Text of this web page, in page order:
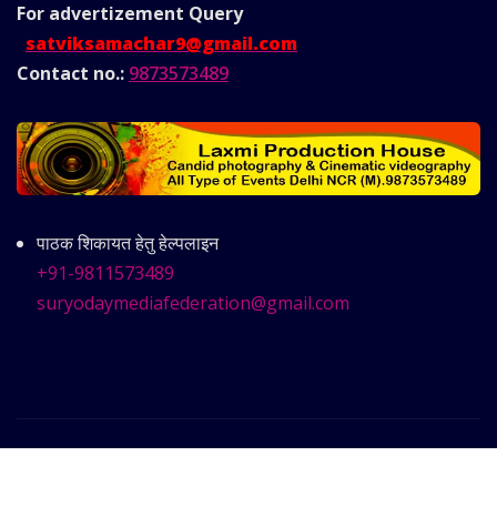
For advertizement Query
satviksamachar9@gmail.com
Contact no.: 9873573489
पाठक शिकायत हेतु हेल्पलाइन
+91-9811573489
suryodaymediafederation@gmail.com